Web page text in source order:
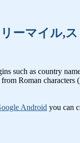
ーマイル,
such as country
Roman characters (
Android you can